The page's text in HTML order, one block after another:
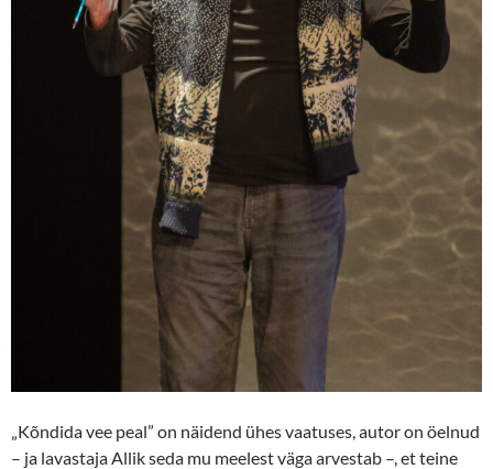
„Kõndida vee peal” on näidend ühes vaatuses, autor on öelnud
– ja lavastaja Allik seda mu meelest väga arvestab –, et teine